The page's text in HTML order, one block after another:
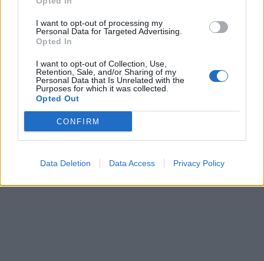
I want to opt-out of processing my
Personal Data for Targeted Advertising.
Opted In
I want to opt-out of Collection, Use,
Retention, Sale, and/or Sharing of my
Personal Data that Is Unrelated with the
Purposes for which it was collected.
Opted Out
CONFIRM
Data Deletion Data Access Privacy Policy